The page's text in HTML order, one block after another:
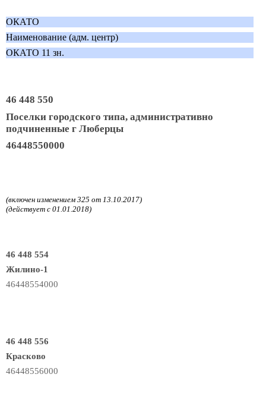
ОКАТО
Наименование (адм. центр)
ОКАТО 11 зн.
46 448 550
Поселки городского типа, административно
подчиненные г Люберцы
46448550000
(включен изменением 325 от 13.10.2017)
(действует с 01.01.2018)
46 448 554
Жилино-1
46448554000
46 448 556
Красково
46448556000